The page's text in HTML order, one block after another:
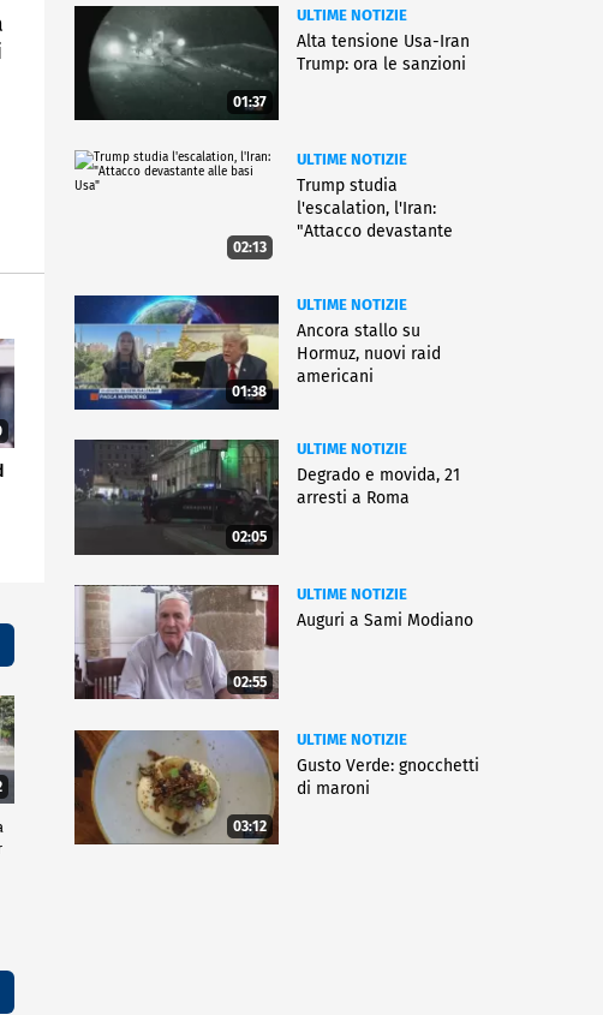
01:37
ULTIME NOTIZIE
Alta tensione Usa-Iran
Trump: ora le sanzioni
02:13
ULTIME NOTIZIE
Trump studia
l'escalation, l'Iran:
"Attacco devastante
01:38
ULTIME NOTIZIE
Ancora stallo su
Hormuz, nuovi raid
americani
02:05
ULTIME NOTIZIE
Degrado e movida, 21
arresti a Roma
02:55
ULTIME NOTIZIE
Auguri a Sami Modiano
03:12
ULTIME NOTIZIE
Gusto Verde: gnocchetti
di maroni